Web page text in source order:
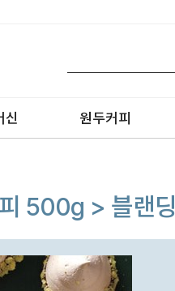
신 원두커피
블랜딩
500g > 블랜딩